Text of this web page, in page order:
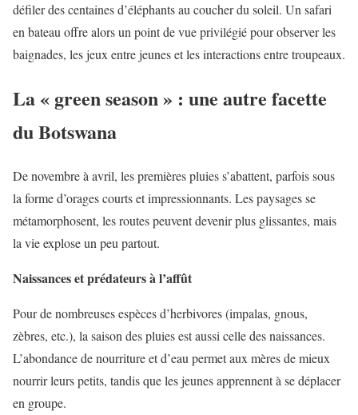
défiler des centaines d’éléphants au coucher du soleil. Un safari
en bateau offre alors un point de vue privilégié pour observer les
baignades, les jeux entre jeunes et les interactions entre troupeaux.
La « green season » : une autre facette
du Botswana
De novembre à avril, les premières pluies s’abattent, parfois sous
la forme d’orages courts et impressionnants. Les paysages se
métamorphosent, les routes peuvent devenir plus glissantes, mais
la vie explose un peu partout.
Naissances et prédateurs à l’affût
Pour de nombreuses espèces d’herbivores (impalas, gnous,
zèbres, etc.), la saison des pluies est aussi celle des naissances.
L’abondance de nourriture et d’eau permet aux mères de mieux
nourrir leurs petits, tandis que les jeunes apprennent à se déplacer
en groupe.